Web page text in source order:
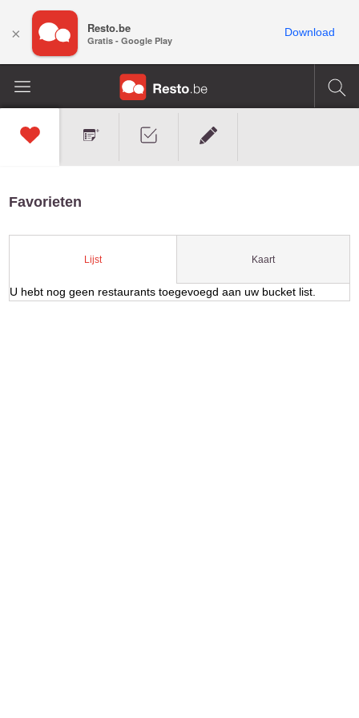
Favorieten
Lijst Kaart
U hebt nog geen restaurants toegevoegd aan uw bucket list.
× Resto.be
Gratis - Google Play
Download